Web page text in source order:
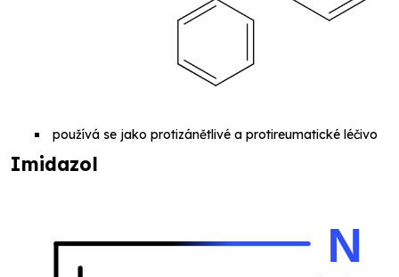
používá se jako protizánětlivé a protireumatické léčivo
Imidazol